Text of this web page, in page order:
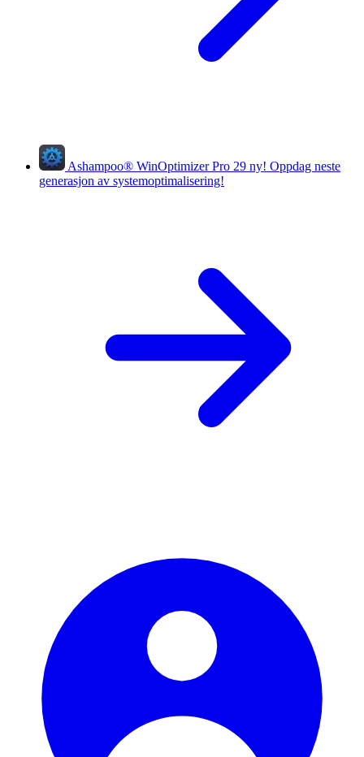
Ashampoo® WinOptimizer Pro 29 ny! Oppdag neste
generasjon av systemoptimalisering!